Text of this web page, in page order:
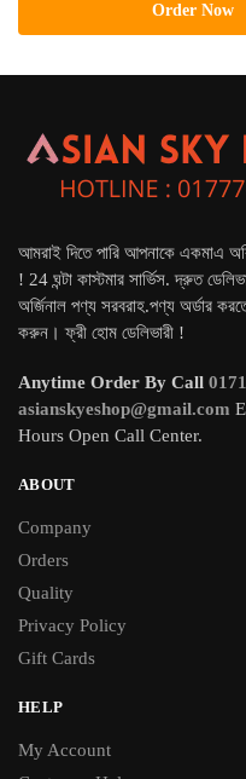
৳ 2,990.৳ 2,490.
Order Now
আমরাই দিতে পারি আপনাকে একমাএ
! 24 ঘন্টা কাস্টমার সার্ভিস. দ্রুত
অর্জিনাল পণ্য সরবরাহ.পণ্য অর্ডার
করুন। ফ্রী হোম ডেলিভারী !
Anytime Order By Call
asianskyeshop@gmail.com
Hours Open Call Center.
ABOUT
Company
Orders
Quality
Privacy Policy
Gift Cards
HELP
My Account